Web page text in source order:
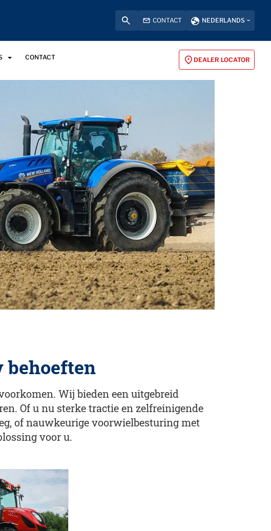
CONTACT NEDERLANDS
CONTACT DEALER LOCATOR
behoeften
Wij bieden een uitgebreid
Of u nu sterke tractie en zelfreinigende
of nauwkeurige voorwielbesturing met
voor u.